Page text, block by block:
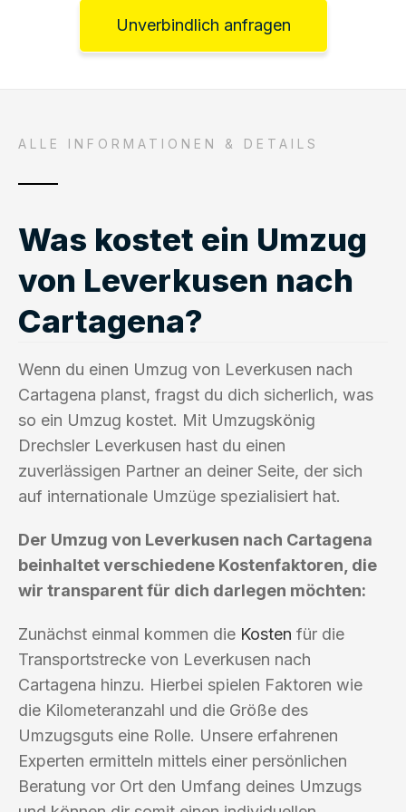
Unverbindlich anfragen
ALLE INFORMATIONEN & DETAILS
Was kostet ein Umzug
von Leverkusen nach
Cartagena?
Wenn du einen Umzug von Leverkusen nach
Cartagena planst, fragst du dich sicherlich, was
so ein Umzug kostet. Mit Umzugskönig
Drechsler Leverkusen hast du einen
zuverlässigen Partner an deiner Seite, der sich
auf internationale Umzüge spezialisiert hat.
Der Umzug von Leverkusen nach Cartagena
beinhaltet verschiedene Kostenfaktoren, die
wir transparent für dich darlegen möchten:
Zunächst einmal kommen die Kosten für die
Transportstrecke von Leverkusen nach
Cartagena hinzu. Hierbei spielen Faktoren wie
die Kilometeranzahl und die Größe des
Umzugsguts eine Rolle. Unsere erfahrenen
Experten ermitteln mittels einer persönlichen
Beratung vor Ort den Umfang deines Umzugs